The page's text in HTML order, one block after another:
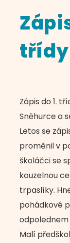
třídy
Zápis do 1.
Sněhurce a
Letos se
proměnil v
školáčci se
kouzelnou
trpaslíky.
pohádkové
odpolednem
Malí